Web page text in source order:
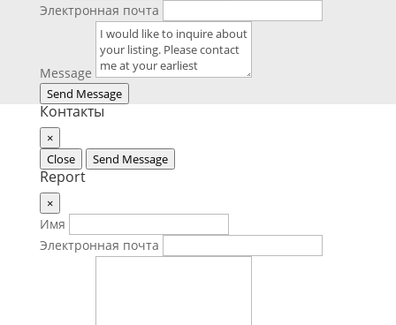
Электронная почта
Message
Send Message
Контакты
×
Close
Send Message
Report
×
Имя
Электронная почта